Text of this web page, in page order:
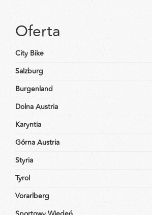
Oferta
City Bike
Salzburg
Burgenland
Dolna Austria
Karyntia
Górna Austria
Styria
Tyrol
Vorarlberg